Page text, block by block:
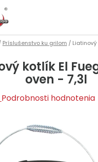
Príslušenstvo ku grilom /
kotlík El
oven - 7,3l
Podrobnosti hodnotenia